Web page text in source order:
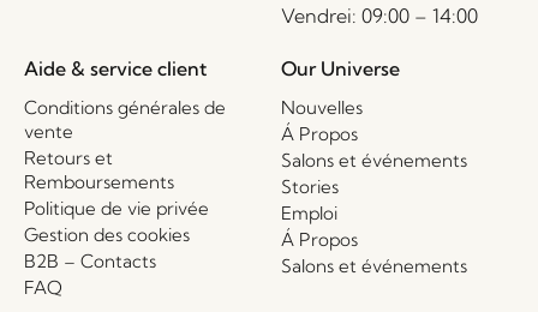
Vendrei: 09:00 – 14:00
Aide & service client
Conditions générales de
vente
Retours et
Remboursements
Politique de vie privée
Gestion des cookies
B2B – Contacts
FAQ
Our Universe
Nouvelles
Á Propos
Salons et événements
Stories
Emploi
Á Propos
Salons et événements